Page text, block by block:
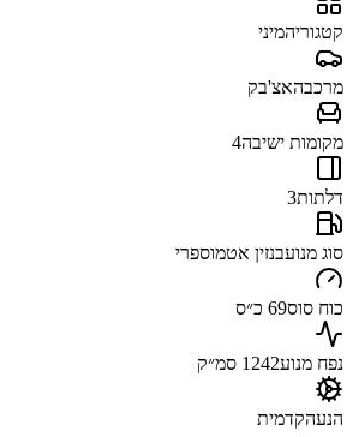
קטגוריהמיני
מרכבהאצ'בק
מקומות ישיבה4
דלתות3
סוג מנועבנזין אטמוספרי
כוח סוס69 כ״ס
נפח מנוע1242 סמ״ק
הנעהקדמית